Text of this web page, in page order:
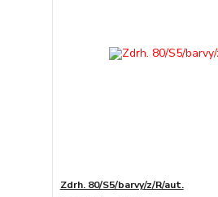
Zdrh. 80/S5/barvy/z/R/aut.